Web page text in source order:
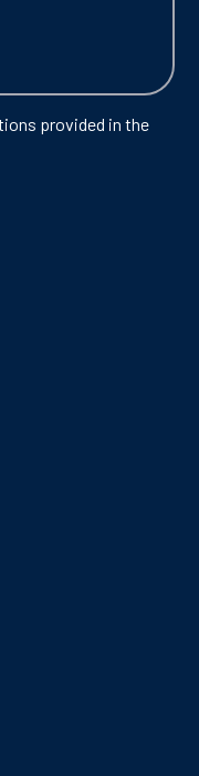
provided in the